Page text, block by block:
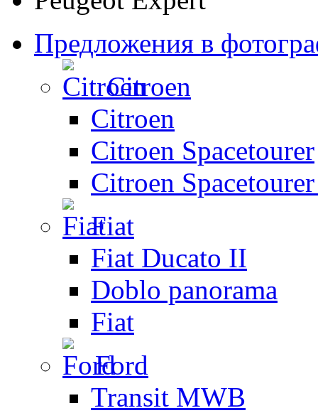
Предложения в
Citroen
Citroen
Citroen Spacetourer
Citroen
Fiat
Fiat Ducato II
Doblo panorama
Fiat
Ford
Transit MWB